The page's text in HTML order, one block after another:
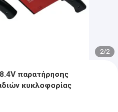
2/2
παρατήρησης
κυκλοφορίας